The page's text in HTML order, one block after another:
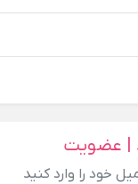
| عضویت
خود را وارد کنید